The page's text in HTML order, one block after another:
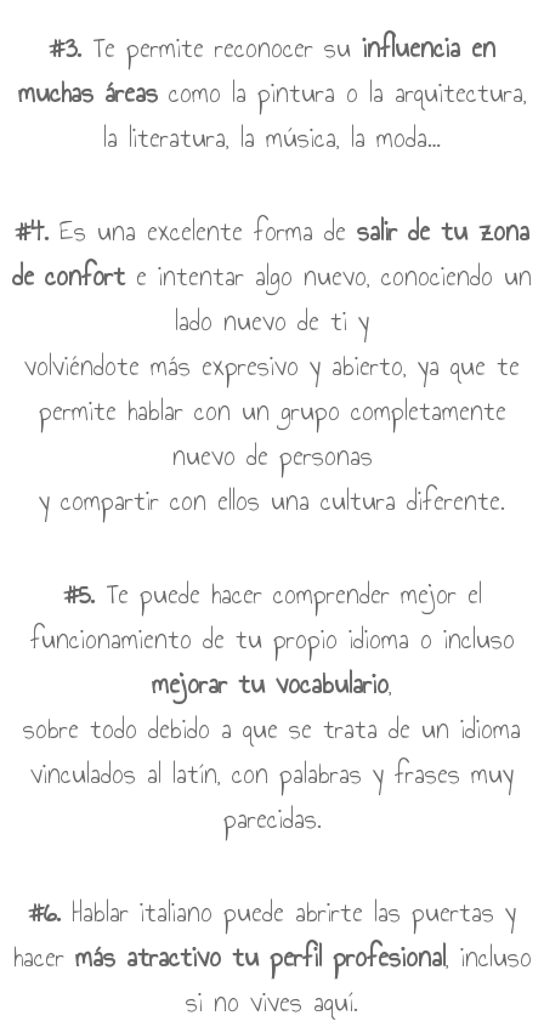
#3. Te permite reconocer su influencia en
muchas áreascomo la pintura o la arquitectura,
la literatura, la música, la moda…
#4. Es una excelente forma de salir de tu zona
de conforte intentar algo nuevo, conociendo un
lado nuevo de ti y
volviéndote más expresivo y abierto, ya que te
permite hablar con un grupo completamente
nuevo de personas
y compartir con ellos una cultura diferente.
#5.Te puede hacer comprender mejor el
funcionamiento de tu propio idioma o incluso
mejorar tu vocabulario,
sobre todo debido a que se trata de un idioma
vinculados al latín, con palabras y frases muy
parecidas.
#6. Hablar italiano puede abrirte las puertas y
hacer más atractivo tu perfil profesional, incluso
si no vives aquí.